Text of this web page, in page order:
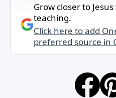
Grow closer to
teaching.
Click here to add
preferred source in